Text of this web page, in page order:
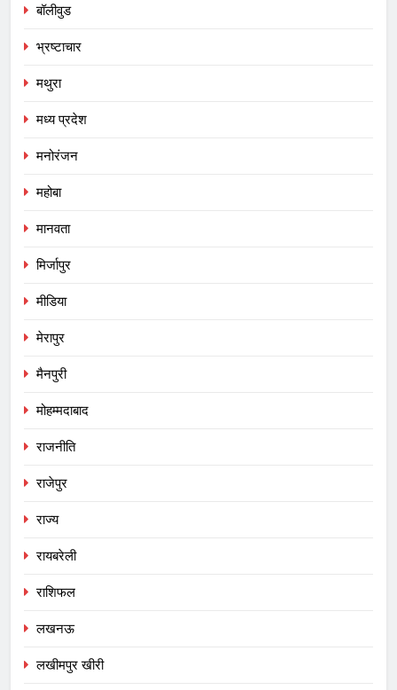
बॉलीवुड
भ्रष्टाचार
मथुरा
मध्य प्रदेश
मनोरंजन
महोबा
मानवता
मिर्जापुर
मीडिया
मेरापुर
मैनपुरी
मोहम्मदाबाद
राजनीति
राजेपुर
राज्य
रायबरेली
राशिफल
लखनऊ
लखीमपुर खीरी